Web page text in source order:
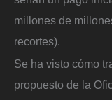
millones de
recortes).
Se ha visto cómo
propuesto de la